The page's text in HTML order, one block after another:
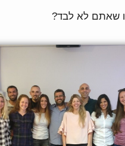
שאתם לא לבד?